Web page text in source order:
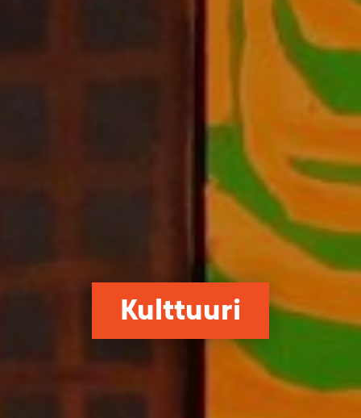
Kulttuuri